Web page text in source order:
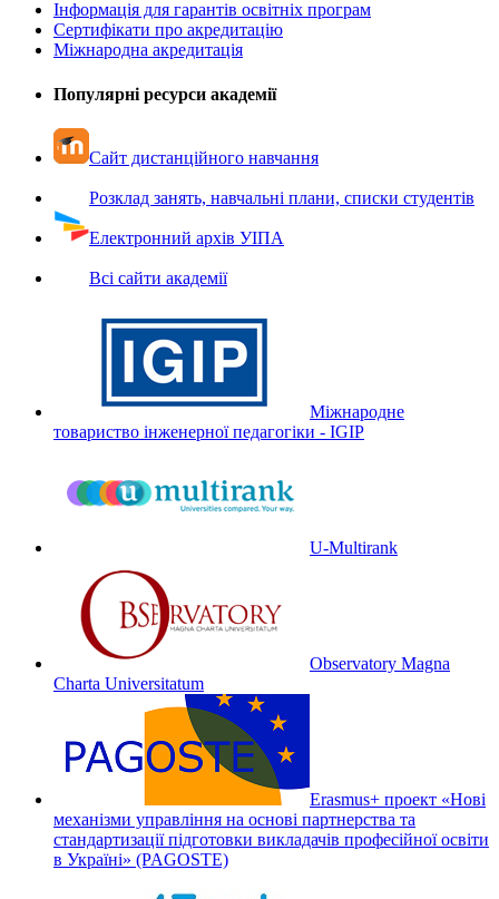
Інформація для гарантів освітніх програм
Сертифікати про акредитацію
Міжнародна акредитація
Популярні ресурси академії
Сайт дистанційного навчання
Розклад занять, навчальні плани, списки студентів
Електронний архів УІПА
Всі сайти академії
Міжнародне
товариство інженерної педагогіки - IGIP
U-Multirank
Observatory Magna
Charta Universitatum
Erasmus+ проект «Нові
механізми управління на основі партнерства та
стандартизації підготовки викладачів професійної освіти
в Україні» (PAGOSTE)